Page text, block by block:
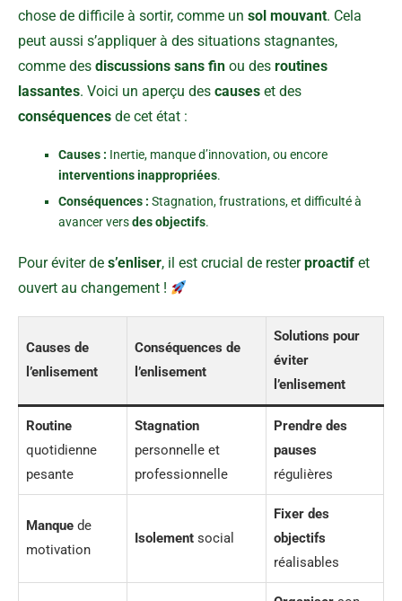
chose de difficile à sortir, comme un sol mouvant. Cela
peut aussi s’appliquer à des situations stagnantes,
comme des discussions sans fin ou des routines
lassantes. Voici un aperçu des causes et des
conséquences de cet état :
Causes : Inertie, manque d’innovation, ou encore
interventions inappropriées.
Conséquences : Stagnation, frustrations, et difficulté à
avancer versdes objectifs.
Pour éviter de s’enliser, il est crucial de resterproactif et
ouvert au changement !
Causes de
l’enlisement
Conséquences de
l’enlisement
Solutions pour
éviter
l’enlisement
Routine
quotidienne
pesante
Stagnation
personnelle et
professionnelle
Prendre des
pauses
régulières
Manque de
motivation
Isolement social
Fixer des
objectifs
réalisables